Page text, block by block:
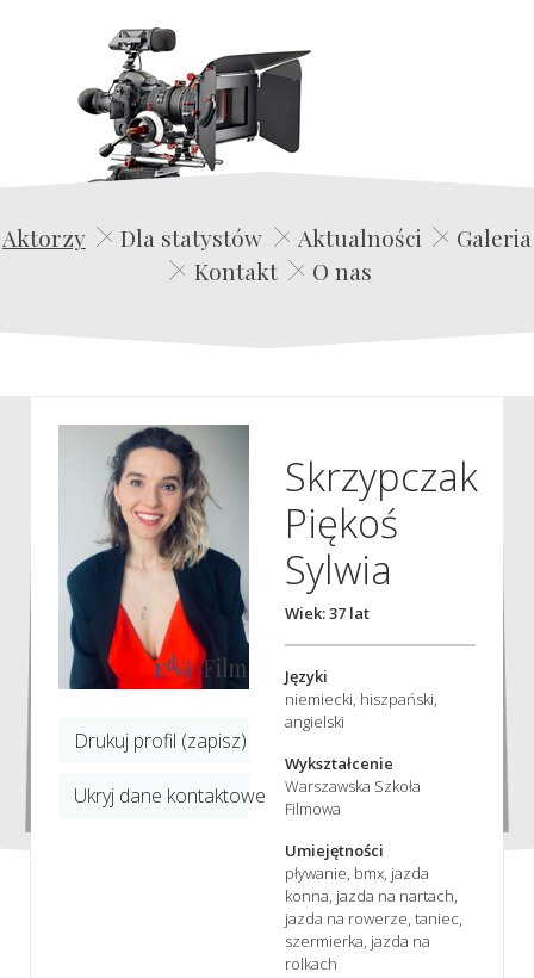
Edwin Film Agencja Aktorska
Aktorzy Dla statystów Aktualności
Galeria
Kontakt
O nas
Drukuj profil (zapisz)
Ukryj dane kontaktowe
Skrzypczak
Piękoś
Sylwia
Wiek: 37 lat
Języki
niemiecki, hiszpański,
angielski
Wykształcenie
Warszawska Szkoła
Filmowa
Umiejętności
pływanie, bmx, jazda
konna, jazda na nartach,
jazda na rowerze, taniec,
szermierka, jazda na
rolkach